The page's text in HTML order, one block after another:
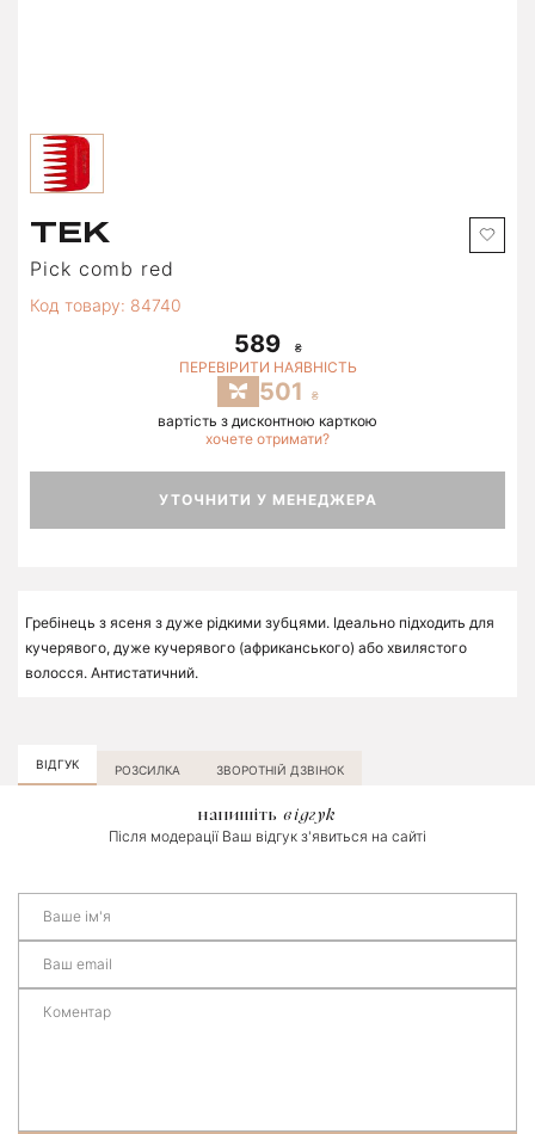
TEK
Pick comb red
Код товару: 84740
589
ПЕРЕВІРИТИ НАЯВНІСТЬ
501
вартість з дисконтною карткою
хочете отримати?
УТОЧНИТИ У МЕНЕДЖЕРА
Гребінець з ясеня з дуже рідкими зубцями. Ідеально підходить для
кучерявого, дуже кучерявого (африканського) або хвилястого
волосся. Антистатичний.
ВІДГУК РОЗСИЛКА ЗВОРОТНІЙ ДЗВІНОК
напишіть відгук
Після модерації Ваш відгук з'явиться на сайті